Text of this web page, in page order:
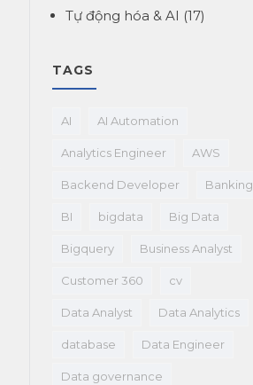
Tự động hóa & AI (17)
TAGS
AI AI Automation
Analytics Engineer AWS
Backend Developer Banking
BI bigdata Big Data
Bigquery Business Analyst
Customer 360 cv
Data Analyst Data Analytics
database Data Engineer
Data governance